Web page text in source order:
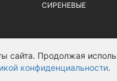
СИРЕНЕВЫЕ
Продолжая
конфиденциальности.